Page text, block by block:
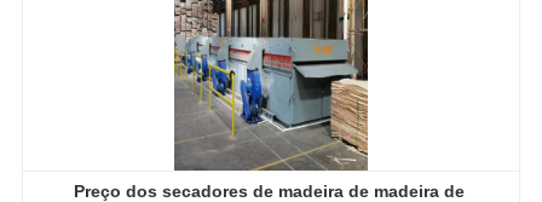
Preço dos secadores de madeira de madeira de